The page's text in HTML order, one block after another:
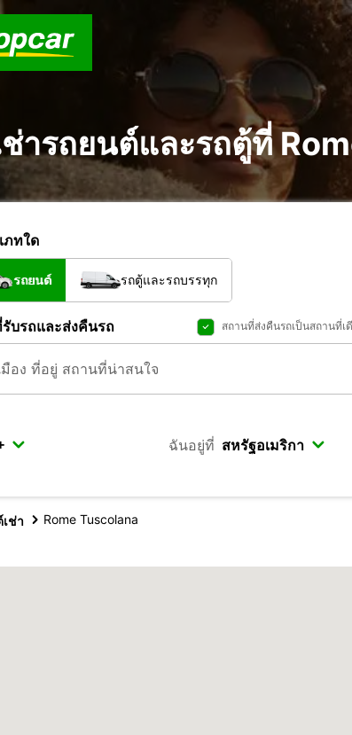
ช่ารถยนต์และรถตู้ที่
ภทใด
รถยนต์ รถตู้และรถบรรทุก
บรถและส่งคืนรถ สถานที่ส่งคืนรถเป็นสถานที่เ
ฉันอยู่ที่
ช่า Rome Tuscolana